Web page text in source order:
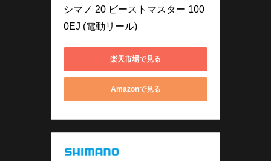
シマノ 20 ビーストマスター 100
0EJ (電動リール)
楽天市場で見る
Amazonで見る